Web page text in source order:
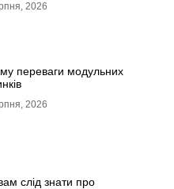
2026
переваги модульних
2026
слід знати про